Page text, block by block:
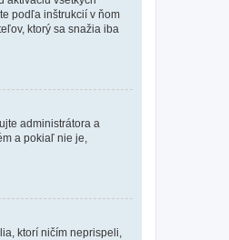
podľa inštrukcií v ňom
ktorý sa snažia iba
administrátora a
a pokiaľ nie je,
ktorí ničím neprispeli,